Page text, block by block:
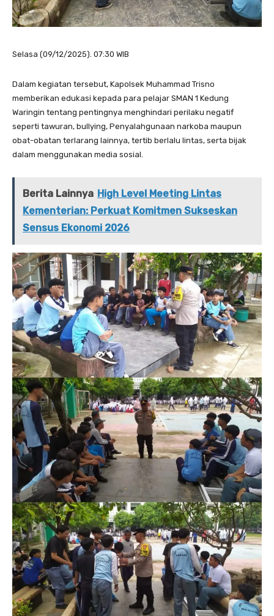
Selasa (09/12/2025). 07:30 WIB
Dalam kegiatan tersebut, Kapolsek Muhammad Trisno
memberikan edukasi kepada para pelajar SMAN 1 Kedung
Waringin tentang pentingnya menghindari perilaku negatif
seperti tawuran, bullying, Penyalahgunaan narkoba maupun
obat-obatan terlarang lainnya, tertib berlalu lintas, serta bijak
dalam menggunakan media sosial.
Berita Lainnya High Level Meeting Lintas
Kementerian: Perkuat Komitmen Sukseskan
Sensus Ekonomi 2026